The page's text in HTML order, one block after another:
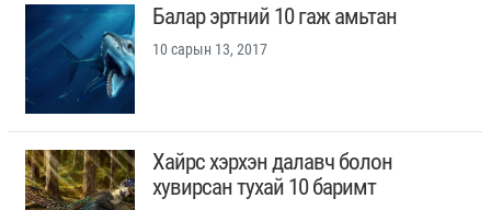
Балар эртний 10 гаж амьтан
10 сарын 13, 2017
Хайрс хэрхэн далавч болон
хувирсан тухай 10 баримт